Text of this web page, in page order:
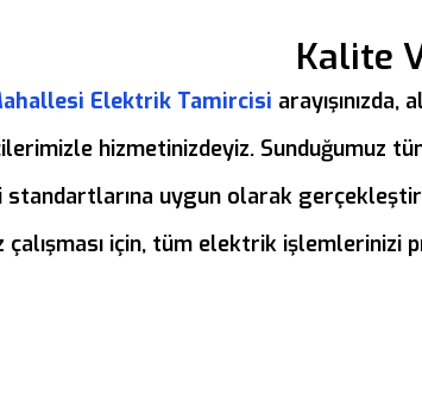
Kalite
Elektrik Tamircisi
hizmetinizdeyiz. Sunduğumuz
standartlarına uygun olarak
çalışması için, tüm elektrik işlemlerinizi